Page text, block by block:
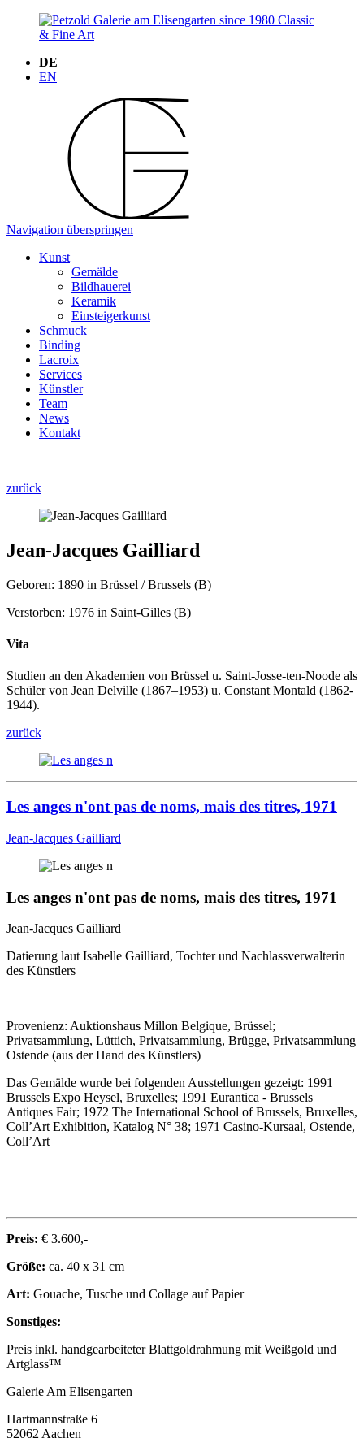
DE
EN
Navigation überspringen
Kunst
Gemälde
Bildhauerei
Keramik
Einsteigerkunst
Schmuck
Binding
Lacroix
Services
Künstler
Team
News
Kontakt
zurück
Jean-Jacques Gailliard
Geboren: 1890 in Brüssel / Brussels (B)
Verstorben: 1976 in Saint-Gilles (B)
Vita
Studien an den Akademien von Brüssel u. Saint-Josse-ten-Noode als
Schüler von Jean Delville (1867–1953) u. Constant Montald (1862-
1944).
zurück
Les anges n'ont pas de noms, mais des titres, 1971
Jean-Jacques Gailliard
Les anges n'ont pas de noms, mais des titres, 1971
Jean-Jacques Gailliard
Datierung laut Isabelle Gailliard, Tochter und Nachlassverwalterin
des Künstlers
Provenienz: Auktionshaus Millon Belgique, Brüssel;
Privatsammlung, Lüttich, Privatsammlung, Brügge, Privatsammlung
Ostende (aus der Hand des Künstlers)
Das Gemälde wurde bei folgenden Ausstellungen gezeigt: 1991
Brussels Expo Heysel, Bruxelles; 1991 Eurantica - Brussels
Antiques Fair; 1972 The International School of Brussels, Bruxelles,
Coll’Art Exhibition, Katalog N° 38; 1971 Casino-Kursaal, Ostende,
Coll’Art
Preis: € 3.600,-
Größe: ca. 40 x 31 cm
Art: Gouache, Tusche und Collage auf Papier
Sonstiges:
Preis inkl. handgearbeiteter Blattgoldrahmung mit Weißgold und
Artglass™
Galerie Am Elisengarten
Hartmannstraße 6
52062 Aachen